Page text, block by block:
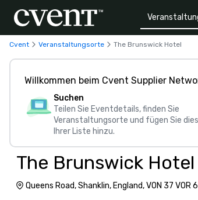
Cvent Veranstaltungsorte The Brunswick Hotel
Willkommen beim Cvent Supplier
Suchen
Teilen Sie Eventdetails, finden Sie
Veranstaltungsorte und fügen Sie
Ihrer Liste hinzu.
The Brunswick Hotel
Queens Road, Shanklin, England, VON 37 VOR